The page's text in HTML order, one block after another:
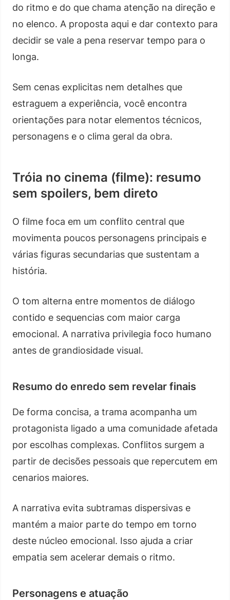
do ritmo e do que chama atenção na direção e
no elenco. A proposta aqui e dar contexto para
decidir se vale a pena reservar tempo para o
longa.
Sem cenas explicitas nem detalhes que
estraguem a experiência, você encontra
orientações para notar elementos técnicos,
personagens e o clima geral da obra.
Tróia no cinema (filme): resumo
sem spoilers, bem direto
O filme foca em um conflito central que
movimenta poucos personagens principais e
várias figuras secundarias que sustentam a
história.
O tom alterna entre momentos de diálogo
contido e sequencias com maior carga
emocional. A narrativa privilegia foco humano
antes de grandiosidade visual.
Resumo do enredo sem revelar finais
De forma concisa, a trama acompanha um
protagonista ligado a uma comunidade afetada
por escolhas complexas. Conflitos surgem a
partir de decisões pessoais que repercutem em
cenarios maiores.
A narrativa evita subtramas dispersivas e
mantém a maior parte do tempo em torno
deste núcleo emocional. Isso ajuda a criar
empatia sem acelerar demais o ritmo.
Personagens e atuação